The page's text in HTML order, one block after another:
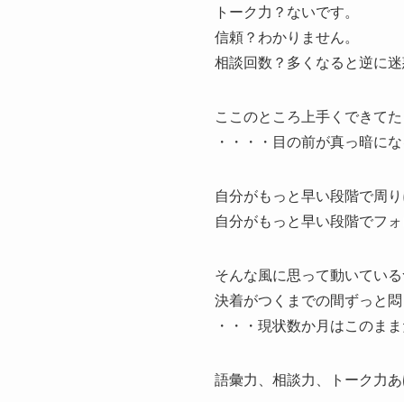
トーク力？ないです。
信頼？わかりません。
相談回数？多くなると逆に
ここのところ上手くできて
・・・・目の前が真っ暗に
自分がもっと早い段階で周
自分がもっと早い段階でフ
そんな風に思って動いてい
決着がつくまでの間ずっと悶
・・・現状数か月はこのまま
語彙力、相談力、トーク力あ